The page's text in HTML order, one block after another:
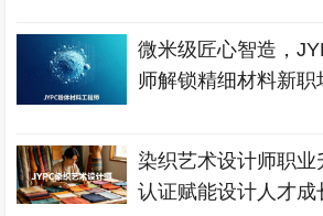
微米级匠心智造，
师解锁精细材料新职
染织艺术设计师职
认证赋能设计人才成